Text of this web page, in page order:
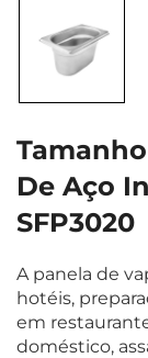
De Aço
SFP3020
A panela de
hotéis,
em
doméstico,